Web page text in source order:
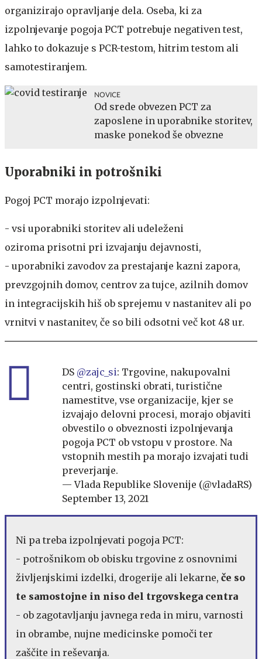
organizirajo opravljanje dela. Oseba, ki za
izpolnjevanje pogoja PCT potrebuje negativen test,
lahko to dokazuje s PCR-testom, hitrim testom ali
samotestiranjem.
NOVICE
Od srede obvezen PCT za
zaposlene in uporabnike storitev,
maske ponekod še obvezne
Uporabniki in potrošniki
Pogoj PCT morajo izpolnjevati:
- vsi uporabniki storitev ali udeleženi
oziroma prisotni pri izvajanju dejavnosti,
- uporabniki zavodov za prestajanje kazni zapora,
prevzgojnih domov, centrov za tujce, azilnih domov
in integracijskih hiš ob sprejemu v nastanitev ali po
vrnitvi v nastanitev, če so bili odsotni več kot 48 ur.
DS @zajc_si: Trgovine, nakupovalni
centri, gostinski obrati, turistične
namestitve, vse organizacije, kjer se
izvajajo delovni procesi, morajo objaviti
obvestilo o obveznosti izpolnjevanja
pogoja PCT ob vstopu v prostore. Na
vstopnih mestih pa morajo izvajati tudi
preverjanje.
— Vlada Republike Slovenije (@vladaRS)
September 13, 2021
Ni pa treba izpolnjevati pogoja PCT:
- potrošnikom ob obisku trgovine z osnovnimi
življenjskimi izdelki, drogerije ali lekarne, če so
te samostojne in niso del trgovskega centra
- ob zagotavljanju javnega reda in miru, varnosti
in obrambe, nujne medicinske pomoči ter
zaščite in reševanja.